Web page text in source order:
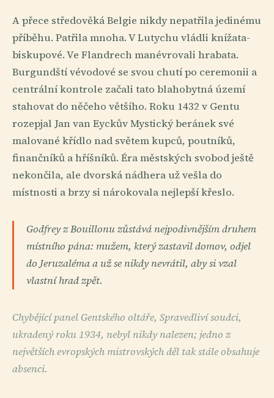
A přece středověká Belgie nikdy nepatřila jedinému
příběhu. Patřila mnoha. V Lutychu vládli knížata-
biskupové. Ve Flandrech manévrovali hrabata.
Burgundští vévodové se svou chutí po ceremonii a
centrální kontrole začali tato blahobytná území
stahovat do něčeho většího. Roku 1432 v Gentu
rozepjal Jan van Eyckův Mystický beránek své
malované křídlo nad světem kupců, poutníků,
finančníků a hříšníků. Éra městských svobod ještě
nekončila, ale dvorská nádhera už vešla do
místnosti a brzy si nárokovala nejlepší křeslo.
Godfrey z Bouillonu zůstává nejpodivnějším druhem
místního pána: mužem, který zastavil domov, odjel
do Jeruzaléma a už se nikdy nevrátil, aby si vzal
vlastní hrad zpět.
Chybějící panel Gentského oltáře, Spravedliví soudci,
ukradený roku 1934, nebyl nikdy nalezen; jedno z
největších evropských mistrovských děl tak stále obsahuje
absenci.